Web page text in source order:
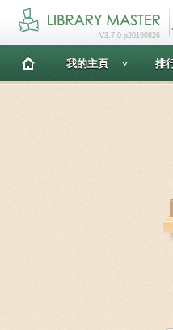
V3.7.0 p20190826
我的主頁 排